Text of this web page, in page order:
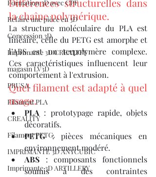
Formation 3D avec CPF
Refaire une pièce en 3D
Concession 3D
Imprimante 3D CREALITY
magasin LV3D
PRUSA,
Filament PLA
CREALITY
Filament PETG,
IMPRIMANTE 3D ANYCUBIC
Imprimante 3D ARTILLERY
Différences structurelles dans
la chaîne polymérique.
La structure moléculaire du PLA est
linéaire, celle du PETG est amorphe et
l’ABS est un terpolymère complexe.
Ces caractéristiques influencent leur
comportement à l'extrusion.
Quel filament est adapté à quel
usage.
PLA : prototypage rapide, objets
décoratifs.
PETG : pièces mécaniques en
environnement modéré.
ABS : composants fonctionnels
soumis à des contraintes